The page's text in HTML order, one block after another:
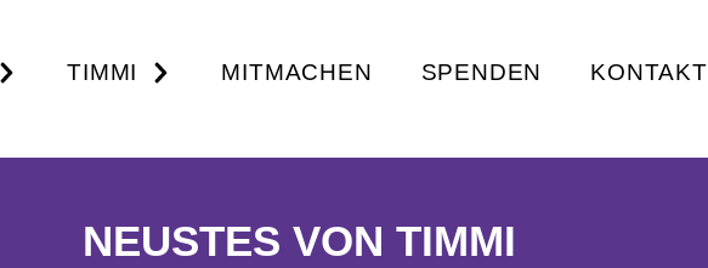
TIMMI MITMACHEN SPENDEN KONTAKT
NEUSTES VON TIMMI